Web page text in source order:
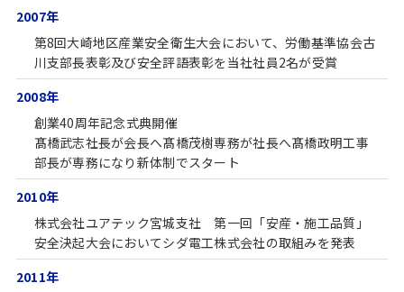
2007年
第8回大崎地区産業安全衛生大会において、労働基準協会古
川支部長表彰及び安全評語表彰を当社社員2名が受賞
2008年
創業40周年記念式典開催
髙橋武志社長が会長へ髙橋茂樹専務が社長へ髙橋政明工事
部長が専務になり新体制でスタート
2010年
株式会社ユアテック宮城支社 第一回「安産・施工品質」
安全決起大会においてシダ電工株式会社の取組みを発表
2011年